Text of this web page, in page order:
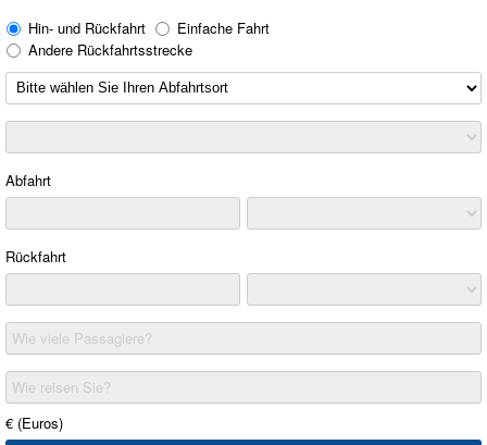
Hin- und Rückfahrt
Einfache Fahrt
Andere Rückfahrtsstrecke
Abfahrt
Rückfahrt
Wie viele Passagiere?
Wie reisen Sie?
€ (Euros)